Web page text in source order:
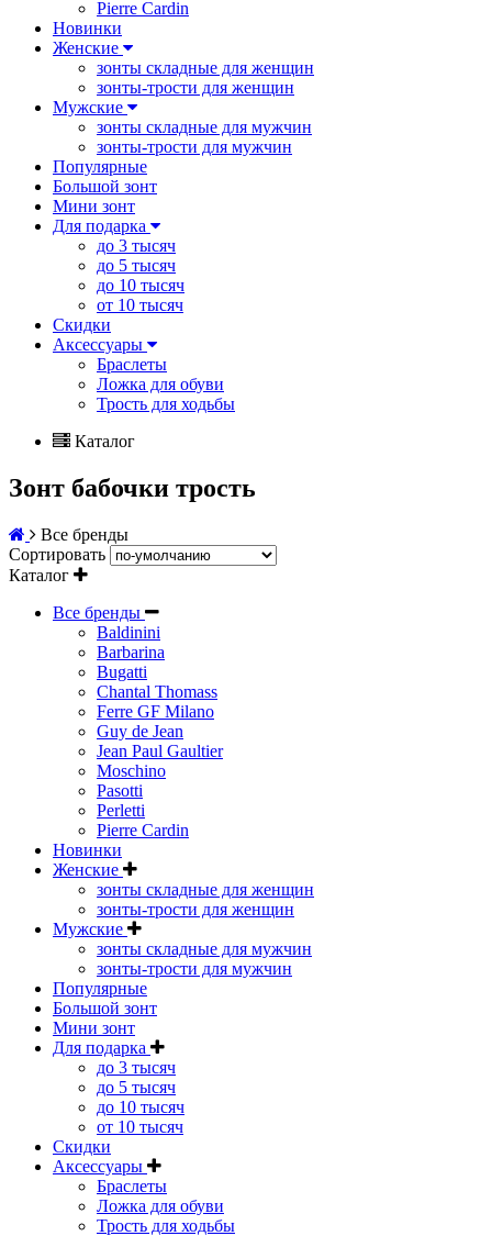
Pierre Cardin
Новинки
Женские
зонты складные для женщин
зонты-трости для женщин
Мужские
зонты складные для мужчин
зонты-трости для мужчин
Популярные
Большой зонт
Мини зонт
Для подарка
до 3 тысяч
до 5 тысяч
до 10 тысяч
от 10 тысяч
Скидки
Аксессуары
Браслеты
Ложка для обуви
Трость для ходьбы
Каталог
Зонт бабочки трость
Все бренды
Сортировать
Каталог
Все бренды
Baldinini
Barbarina
Bugatti
Chantal Thomass
Ferre GF Milano
Guy de Jean
Jean Paul Gaultier
Moschino
Pasotti
Perletti
Pierre Cardin
Новинки
Женские
зонты складные для женщин
зонты-трости для женщин
Мужские
зонты складные для мужчин
зонты-трости для мужчин
Популярные
Большой зонт
Мини зонт
Для подарка
до 3 тысяч
до 5 тысяч
до 10 тысяч
от 10 тысяч
Скидки
Аксессуары
Браслеты
Ложка для обуви
Трость для ходьбы